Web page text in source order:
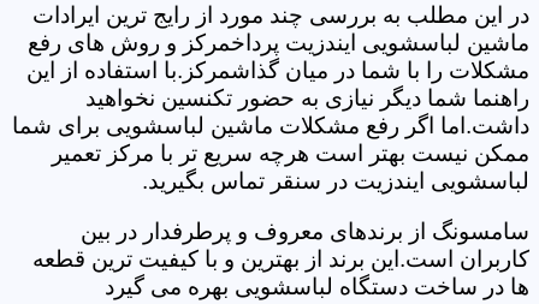
در این مطلب به بررسی چند مورد از رایج ترین ایرادات
ماشین لباسشویی ایندزیت پرداخمرکز و روش های رفع
مشکلات را با شما در میان گذاشمرکز.با استفاده از این
راهنما شما دیگر نیازی به حضور تکنسین نخواهید
داشت.اما اگر رفع مشکلات ماشین لباسشویی برای شما
ممکن نیست بهتر است هرچه سریع تر با مرکز تعمیر
لباسشویی ایندزیت در سنقر تماس بگیرید.
سامسونگ از برندهای معروف و پرطرفدار در بین
کاربران است.این برند از بهترین و با کیفیت ترین قطعه
ها در ساخت دستگاه لباسشویی بهره می گیرد